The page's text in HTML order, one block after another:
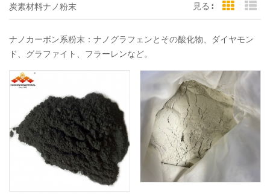
炭素材料ナノ粉末 見る : Grid
ナノカーボン系粉末：ナノグラフェンとその酸化物、ダイヤモン
ド、グラファイト、フラーレンなど。